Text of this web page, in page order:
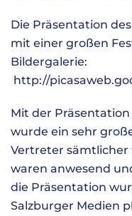
Die Präsentation
mit einer großen
Bildergalerie:
http://
Mit der Präsentation
wurde ein sehr
Vertreter sämtlicher
waren anwesend
die Präsentation
Salzburger Medien